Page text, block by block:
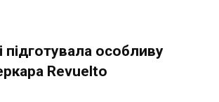
особливу
Revuelto